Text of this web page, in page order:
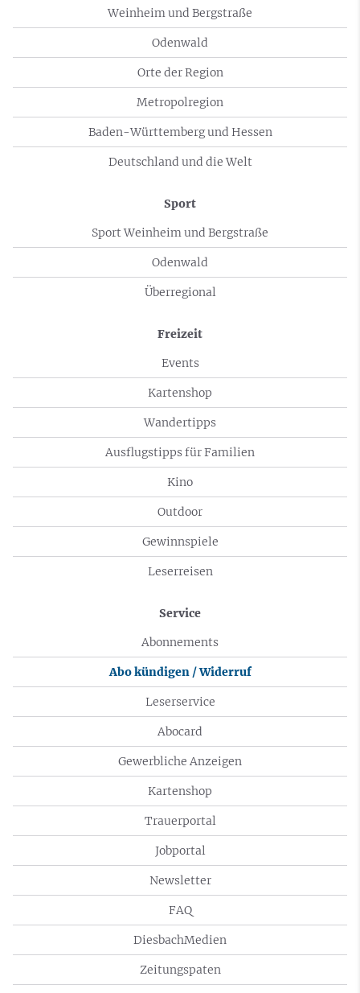
Weinheim und Bergstraße
Odenwald
Orte der Region
Metropolregion
Baden-Württemberg und Hessen
Deutschland und die Welt
Sport
Sport Weinheim und Bergstraße
Odenwald
Überregional
Freizeit
Events
Kartenshop
Wandertipps
Ausflugstipps für Familien
Kino
Outdoor
Gewinnspiele
Leserreisen
Service
Abonnements
Abo kündigen / Widerruf
Leserservice
Abocard
Gewerbliche Anzeigen
Kartenshop
Trauerportal
Jobportal
Newsletter
FAQ
DiesbachMedien
Zeitungspaten